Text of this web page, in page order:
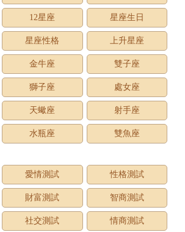
12星座 星座生日
星座性格 上升星座
金牛座 雙子座
獅子座 處女座
天蠍座 射手座
水瓶座 雙魚座
愛情測試 性格測試
財富測試 智商測試
社交測試 情商測試